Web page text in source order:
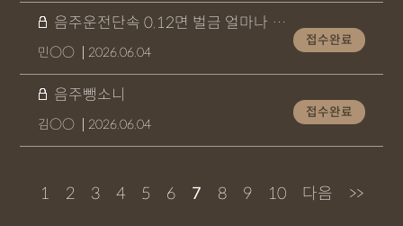
음주운전단속 0.12면 벌금 얼마나 나와요?
민○○ 2026.06.04
접수완료
음주뺑소니
김○○ 2026.06.04
접수완료
1 2 3 4 5 6 7 8 9 10 다음 >>